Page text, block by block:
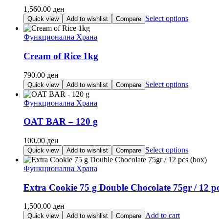
1,560.00 ден
Quick view Add to wishlist Compare Select optionsThis
be
Функционална Храна
Cream of Rice 1kg
790.00 ден
Quick view Add to wishlist Compare Select optionsThis
be
chosen
product
Функционална Храна
OAT BAR – 120 g
100.00 ден
Quick view Add to wishlist Compare Select optionsThis
product
has
variants.
The
Функционална Храна
Extra Cookie 75 g Double Chocolate 75gr / 12
1,500.00 ден
Quick view Add to wishlist Compare Add to cart